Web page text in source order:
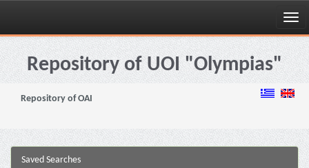
Skip
navigationRepository of UOI "Olympias"
Repository of OAI
Saved Searches